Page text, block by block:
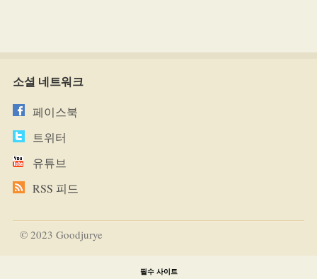
소셜 네트워크
페이스북
트위터
유튜브
RSS 피드
© 2023 Goodjurye
필수 사이트